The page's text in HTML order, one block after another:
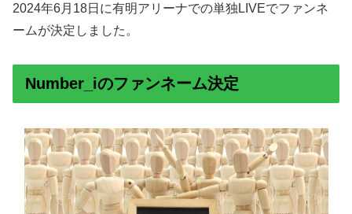
2024年6月18日に有明アリーナでの単独LIVEでファンネ
ームが決定しました。
Number_iのファンネーム決定